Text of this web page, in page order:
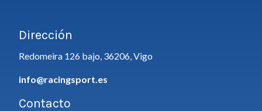
Dirección
Redomeira 126 bajo, 36206, Vigo
info@racingsport.es
Contacto